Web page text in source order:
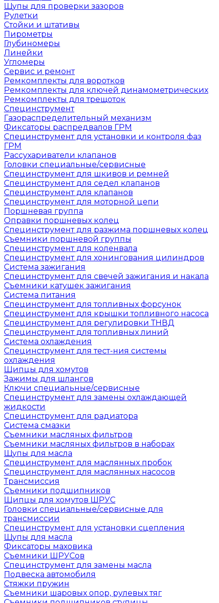
Щупы для проверки зазоров
Рулетки
Стойки и штативы
Пирометры
Глубиномеры
Линейки
Угломеры
Сервис и ремонт
Ремкомплекты для воротков
Ремкомплекты для ключей динамометрических
Ремкомплекты для трещоток
Специнструмент
Газораспределительный механизм
Фиксаторы распредвалов ГРМ
Специнструмент для установки и контроля фаз
ГРМ
Рассухариватели клапанов
Головки специальные/сервисные
Специнструмент для шкивов и ремней
Специнструмент для седел клапанов
Специнструмент для клапанов
Специнструмент для моторной цепи
Поршневая группа
Оправки поршневых колец
Специнструмент для разжима поршневых колец
Съемники поршневой группы
Специнструмент для коленвала
Специнструмент для хонингования цилиндров
Система зажигания
Специнструмент для свечей зажигания и накала
Съемники катушек зажигания
Система питания
Специнструмент для топливных форсунок
Специнструмент для крышки топливного насоса
Специнструмент для регулировки ТНВД
Специнструмент для топливных линий
Система охлаждения
Специнструмент для тест-ния системы
охлаждения
Щипцы для хомутов
Зажимы для шлангов
Ключи специальные/сервисные
Специнструмент для замены охлаждающей
жидкости
Специнструмент для радиатора
Система смазки
Съемники масляных фильтров
Съемники масляных фильтров в наборах
Щупы для масла
Специнструмент для маслянных пробок
Специнструмент для маслянных насосов
Трансмиссия
Съемники подшипников
Щипцы для хомутов ШРУС
Головки специальные/сервисные для
трансмиссии
Специнструмент для установки сцепления
Щупы для масла
Фиксаторы маховика
Съемники ШРУСов
Специнструмент для замены масла
Подвеска автомобиля
Стяжки пружин
Съемники шаровых опор, рулевых тяг